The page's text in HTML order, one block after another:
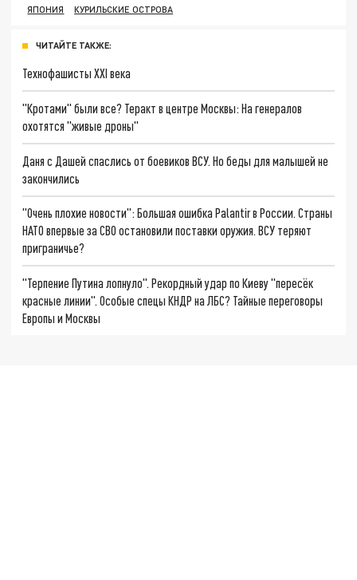
ЯПОНИЯ
КУРИЛЬСКИЕ ОСТРОВА
ЧИТАЙТЕ ТАКЖЕ:
Технофашисты XXI века
"Кротами" были все? Теракт в центре Москвы: На генералов
охотятся "живые дроны"
Даня с Дашей спаслись от боевиков ВСУ. Но беды для малышей не
закончились
"Очень плохие новости": Большая ошибка Palantir в России. Страны
НАТО впервые за СВО остановили поставки оружия. ВСУ теряют
приграничье?
"Терпение Путина лопнуло". Рекордный удар по Киеву "пересёк
красные линии". Особые спецы КНДР на ЛБС? Тайные переговоры
Европы и Москвы